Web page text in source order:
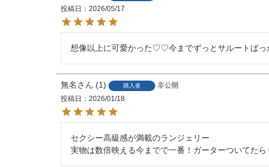
投稿日
2026/05/17
想像以上に可愛かった♡♡今までずっとサルートば
無名 1 購入者
非公開
投稿日
2026/01/18
セクシー高級感が満載のランジェリー
実物は数倍映える今までで一番！ガーターついてたら